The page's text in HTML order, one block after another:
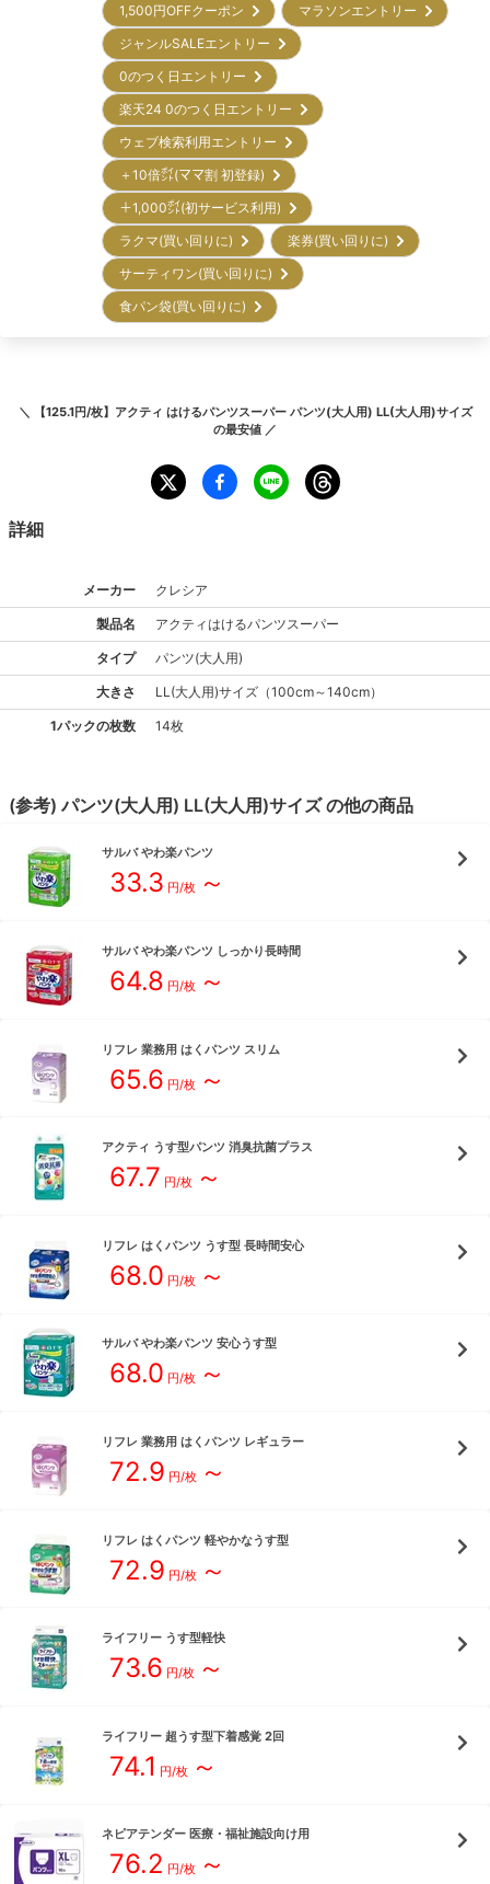
1,500円OFFクーポン
マラソンエントリー
ジャンルSALEエントリー
0のつく日エントリー
楽天24 0のつく日エントリー
ウェブ検索利用エントリー
＋10倍㌽(ママ割 初登録)
＋1,000㌽(初サービス利用)
ラクマ(買い回りに)
楽券(買い回りに)
サーティワン(買い回りに)
食パン袋(買い回りに)
＼
【125.1円/枚】アクティ はけるパンツスーパー パンツ(大人用) LL(大人用)サイズ
の最安値 ／
詳細
メーカー クレシア
製品名 アクティはけるパンツスーパー
タイプ パンツ(大人用)
大きさ LL(大人用)サイズ （100cm～140cm）
1パックの枚数 14枚
(参考)パンツ(大人用) LL(大人用)サイズの他の商品
サルバ やわ楽パンツ
33.3 円/枚 ～
サルバ やわ楽パンツ しっかり長時間
64.8 円/枚 ～
リフレ 業務用 はくパンツ スリム
65.6 円/枚 ～
アクティ うす型パンツ 消臭抗菌プラス
67.7 円/枚 ～
リフレ はくパンツ うす型 長時間安心
68.0 円/枚 ～
サルバ やわ楽パンツ 安心うす型
68.0 円/枚 ～
リフレ 業務用 はくパンツ レギュラー
72.9 円/枚 ～
リフレ はくパンツ 軽やかなうす型
72.9 円/枚 ～
ライフリー うす型軽快
73.6 円/枚 ～
ライフリー 超うす型下着感覚 2回
74.1 円/枚 ～
ネピアテンダー 医療・福祉施設向け用
76.2 円/枚 ～